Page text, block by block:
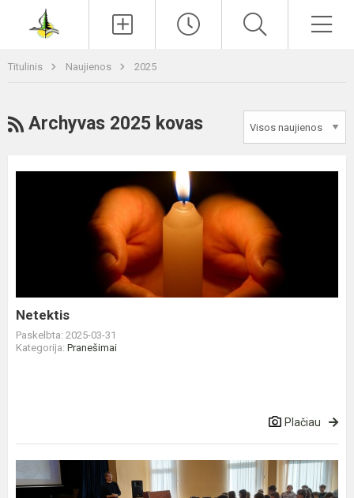
Titulinis Naujienos 2025
RSS
Archyvas 2025 kovas
Netektis
Paskelbta: 2025-03-31
Kategorija: Pranešimai
Plačiau
Mokiniai
dalyvauja